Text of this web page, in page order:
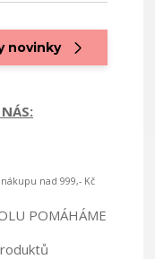
novinky
nad 999,- Kč
POMÁHÁME